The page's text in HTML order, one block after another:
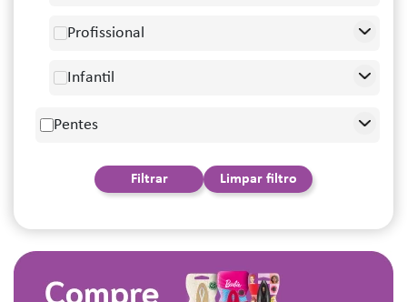
Profissional
Infantil
Pentes
Filtrar Limpar filtro